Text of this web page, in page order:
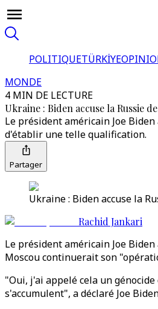
POLITIQUETÜRKİYE
MONDE
4 MIN DE LECTURE
Ukraine : Biden accuse la Russie
Le président américain Joe
d'établir une telle qualification.
Partager
Ukraine : Biden accuse la
Rachid Jankari
Le président américain Joe
Moscou continuerait son
"Oui, j'ai appelé cela un
s'accumulent", a déclaré Joe